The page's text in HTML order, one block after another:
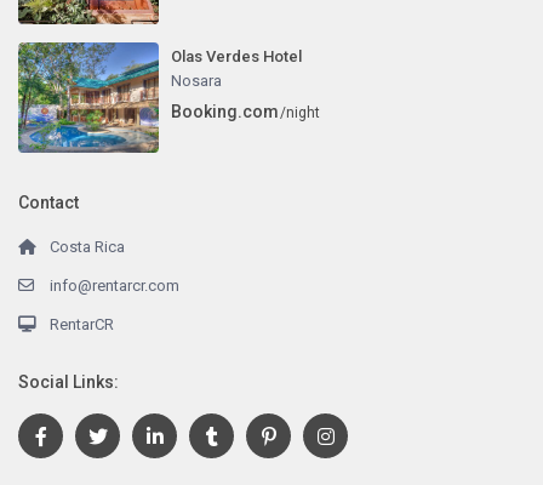
Olas Verdes Hotel
Nosara
Booking.com/night
Contact
Costa Rica
info@rentarcr.com
RentarCR
Social Links: